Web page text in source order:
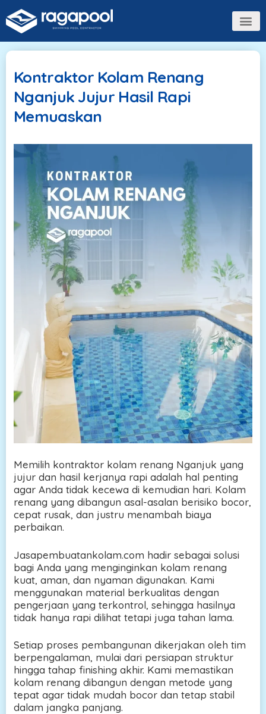
Kontraktor Kolam Renang
Nganjuk Jujur Hasil Rapi
Memuaskan
Memilih kontraktor kolam renang Nganjuk yang
jujur dan hasil kerjanya rapi adalah hal penting
agar Anda tidak kecewa di kemudian hari. Kolam
renang yang dibangun asal-asalan berisiko bocor,
cepat rusak, dan justru menambah biaya
perbaikan.
Jasapembuatankolam.com hadir sebagai solusi
bagi Anda yang menginginkan kolam renang
kuat, aman, dan nyaman digunakan. Kami
menggunakan material berkualitas dengan
pengerjaan yang terkontrol, sehingga hasilnya
tidak hanya rapi dilihat tetapi juga tahan lama.
Setiap proses pembangunan dikerjakan oleh tim
berpengalaman, mulai dari persiapan struktur
hingga tahap finishing akhir. Kami memastikan
kolam renang dibangun dengan metode yang
tepat agar tidak mudah bocor dan tetap stabil
dalam jangka panjang.